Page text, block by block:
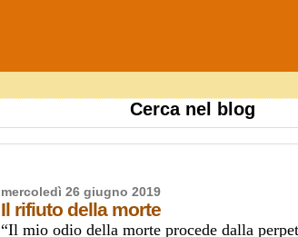
Cerca nel blog
mercoledì 26 giugno 2019
Il rifiuto della morte
“Il mio odio della morte procede dalla